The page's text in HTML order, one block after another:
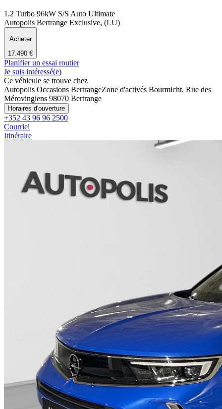
1.2 Turbo 96kW S/S Auto Ultimate
Autopolis Bertrange Exclusive, (LU)
Acheter
17.490 €
Planifier un essai routier
Je suis intéressé(e)
Ce véhicule se trouve chez
Autopolis Occasions BertrangeZone d'activés Bourmicht, Rue des
Mérovingiens 98070 Bertrange
Horaires d'ouverture
+352 43 96 96 2500
Courriel
Itinéraire